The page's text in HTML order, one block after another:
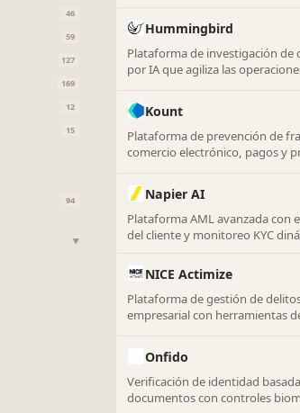
46
59
127
169
12
15
94
▼
Hummingbird
Plataforma de investigación
por IA que agiliza las
automatizados.
Kount
Plataforma de prevención de
comercio electrónico, pagos y
Napier AI
Plataforma AML avanzada con
del cliente y monitoreo KYC
NICE Actimize
Plataforma de gestión de
empresarial con herramientas
Onfido
Verificación de identidad
documentos con controles